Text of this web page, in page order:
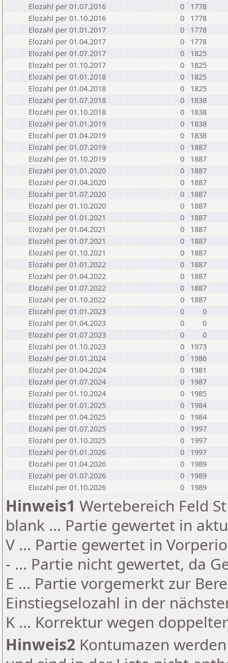
Elozahl per 01.07.2016
0
1778
Elozahl per 01.10.2016
0
1778
Elozahl per 01.01.2017
0
1778
Elozahl per 01.04.2017
0
1778
Elozahl per 01.07.2017
0
1825
Elozahl per 01.10.2017
0
1825
Elozahl per 01.01.2018
0
1825
Elozahl per 01.04.2018
0
1825
Elozahl per 01.07.2018
0
1838
Elozahl per 01.10.2018
0
1838
Elozahl per 01.01.2019
0
1838
Elozahl per 01.04.2019
0
1838
Elozahl per 01.07.2019
0
1887
Elozahl per 01.10.2019
0
1887
Elozahl per 01.01.2020
0
1887
Elozahl per 01.04.2020
0
1887
Elozahl per 01.07.2020
0
1887
Elozahl per 01.10.2020
0
1887
Elozahl per 01.01.2021
0
1887
Elozahl per 01.04.2021
0
1887
Elozahl per 01.07.2021
0
1887
Elozahl per 01.10.2021
0
1887
Elozahl per 01.01.2022
0
1887
Elozahl per 01.04.2022
0
1887
Elozahl per 01.07.2022
0
1887
Elozahl per 01.10.2022
0
1887
Elozahl per 01.01.2023
0
0
Elozahl per 01.04.2023
0
0
Elozahl per 01.07.2023
0
0
Elozahl per 01.10.2023
0
1973
Elozahl per 01.01.2024
0
1986
Elozahl per 01.04.2024
0
1981
Elozahl per 01.07.2024
0
1987
Elozahl per 01.10.2024
0
1985
Elozahl per 01.01.2025
0
1984
Elozahl per 01.04.2025
0
1984
Elozahl per 01.07.2025
0
1997
Elozahl per 01.10.2025
0
1997
Elozahl per 01.01.2026
0
1997
Elozahl per 01.04.2026
0
1989
Elozahl per 01.07.2026
0
1989
Elozahl per 01.10.2026
0 1989
Hinweis1 Wertebereich Feld
blank ... Partie gewertet in
V ... Partie gewertet in
- ... Partie nicht gewertet, da
E ... Partie vorgemerkt zur
Einstiegselozahl in der
K ... Korrektur wegen
Hinweis2 Kontumazen